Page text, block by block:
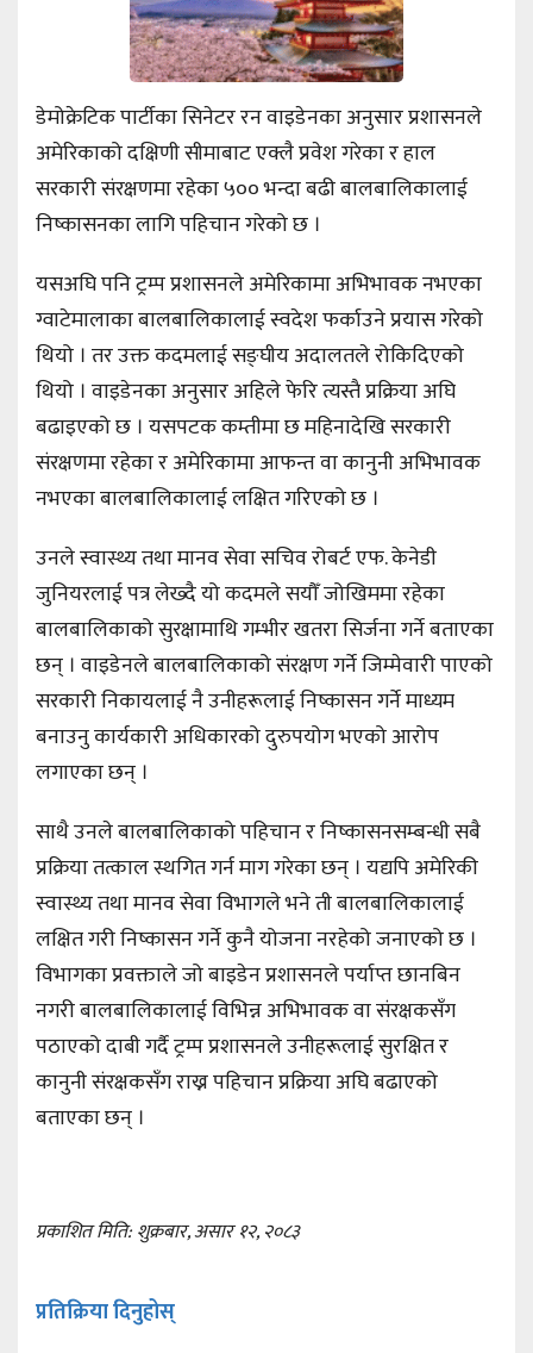
डेमोक्रेटिक पार्टीका सिनेटर रन वाइडेनका अनुसार प्रशासनले
अमेरिकाको दक्षिणी सीमाबाट एक्लै प्रवेश गरेका र हाल
सरकारी संरक्षणमा रहेका ५०० भन्दा बढी बालबालिकालाई
निष्कासनका लागि पहिचान गरेको छ ।
यसअघि पनि ट्रम्प प्रशासनले अमेरिकामा अभिभावक नभएका
ग्वाटेमालाका बालबालिकालाई स्वदेश फर्काउने प्रयास गरेको
थियो । तर उक्त कदमलाई सङ्घीय अदालतले रोकिदिएको
थियो । वाइडेनका अनुसार अहिले फेरि त्यस्तै प्रक्रिया अघि
बढाइएको छ । यसपटक कम्तीमा छ महिनादेखि सरकारी
संरक्षणमा रहेका र अमेरिकामा आफन्त वा कानुनी अभिभावक
नभएका बालबालिकालाई लक्षित गरिएको छ ।
उनले स्वास्थ्य तथा मानव सेवा सचिव रोबर्ट एफ. केनेडी
जुनियरलाई पत्र लेख्दै यो कदमले सयौँ जोखिममा रहेका
बालबालिकाको सुरक्षामाथि गम्भीर खतरा सिर्जना गर्ने बताएका
छन् । वाइडेनले बालबालिकाको संरक्षण गर्ने जिम्मेवारी पाएको
सरकारी निकायलाई नै उनीहरूलाई निष्कासन गर्ने माध्यम
बनाउनु कार्यकारी अधिकारको दुरुपयोग भएको आरोप
लगाएका छन् ।
साथै उनले बालबालिकाको पहिचान र निष्कासनसम्बन्धी सबै
प्रक्रिया तत्काल स्थगित गर्न माग गरेका छन् । यद्यपि अमेरिकी
स्वास्थ्य तथा मानव सेवा विभागले भने ती बालबालिकालाई
लक्षित गरी निष्कासन गर्ने कुनै योजना नरहेको जनाएको छ ।
विभागका प्रवक्ताले जो बाइडेन प्रशासनले पर्याप्त छानबिन
नगरी बालबालिकालाई विभिन्न अभिभावक वा संरक्षकसँग
पठाएको दाबी गर्दै ट्रम्प प्रशासनले उनीहरूलाई सुरक्षित र
कानुनी संरक्षकसँग राख्न पहिचान प्रक्रिया अघि बढाएको
बताएका छन् ।
प्रकाशित मिति: शुक्रबार, असार १२, २०८३
प्रतिक्रिया दिनुहोस्